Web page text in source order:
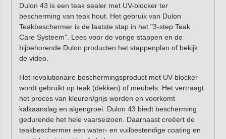
Dulon 43 is een teak sealer met UV-blocker ter
bescherming van teak hout. Het gebruik van Dulon
Teakbeschermer is de laatste stap in het "3-step Teak
Care Systeem". Lees voor de vorige stappen en de
bijbehorende Dulon producten het stappenplan of bekijk
de video.
Het revolutionaire beschermingsproduct met UV-blocker
wordt gebruikt op teak (dekken) of meubels. Het vertraagt
het proces van kleuren/grijs worden en voorkomt
kalkaanslag en algengroei. Dulon 43 biedt bescherming
gedurende het hele vaarseizoen. Daarnaast creëert de
teakbeschermer een water- en vuilbestendige coating en